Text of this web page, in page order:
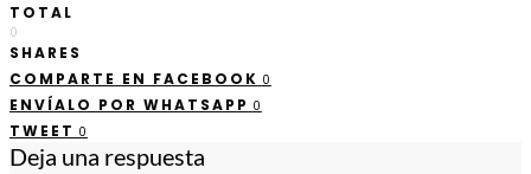
TOTAL
0
SHARES
COMPARTE EN FACEBOOK 0
ENVÍALO POR WHATSAPP 0
TWEET 0
Deja una respuesta